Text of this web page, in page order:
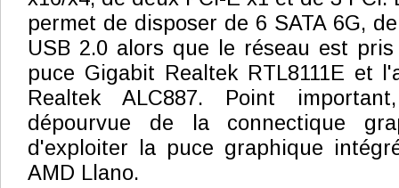
permet de disposer de 6 SATA 6G,
USB 2.0 alors que le réseau est
puce Gigabit Realtek RTL8111E et
Realtek ALC887. Point
dépourvue de la connectique
d'exploiter la puce graphique
AMD Llano.